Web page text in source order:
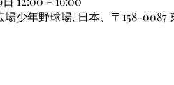
場少年野球場, 日本、〒158-0087